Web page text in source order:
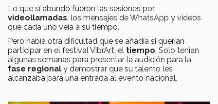
Lo que sí abundó fueron las sesiones por
videollamadas, los mensajes de WhatsApp y videos
que cada uno veía a su tiempo.
Pero había otra dificultad que se añadía si querían
participar en el festival VibrArt: el tiempo. Solo tenían
algunas semanas para presentar la audición para la
fase regional y demostrar que su talento les
alcanzaba para una entrada al evento nacional.